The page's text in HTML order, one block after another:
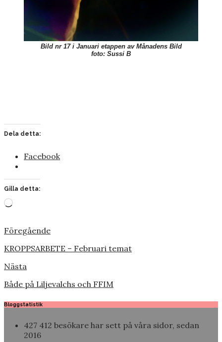
Bild nr 17 i Januari etappen av Månadens Bild
foto: Sussi B
Dela detta:
Facebook
Gilla detta:
Laddar
Föregående
KROPPSARBETE – Februari temat
Nästa
Både på Liljevalchs och FFIM
Bloggstatistik
427 412 besökare har sett på våra sidor, sedan
2016